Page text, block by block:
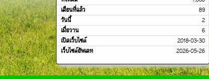
เดือนที่แล้ว
89
วันนี้
2
เมื่อวาน
6
เปิดเว็บไซต์
2018-03-30
เว็บไซต์อัพเดท
2026-05-26